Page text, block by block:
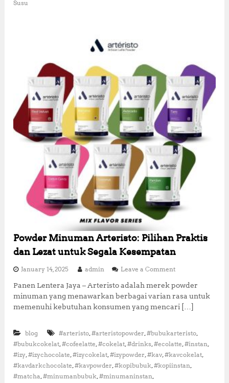
e
r
S
e
h
a
t
y
a
n
g
K
a
y
a
n
a
t
Susu
Powder Minuman Arteristo: Pilihan Praktis
dan Lezat untuk Segala Kesempatan
January 14, 2025 admin Leave a Commento
P
o
w
r
M
u
Panen Lentera Jaya – Arteristo adalah merek powder
minuman yang menawarkan berbagai varian rasa untuk
memenuhi kebutuhan konsumen yang mencari […]
blog #arteristo,#arteristopowder,#bubukarteristo,
#bubukcokelat,#cofeelatte,#cokelat,#drinks,#ecolatte,#instan,
#izy,#izychocolate,#izycokelat,#izypowder,#kav,#kavcokelat,
#kavdarkchocolate,#kavpowder,#kopibubuk,#kopiinstan,
#matcha,#minumanbubuk,#minumaninstan,